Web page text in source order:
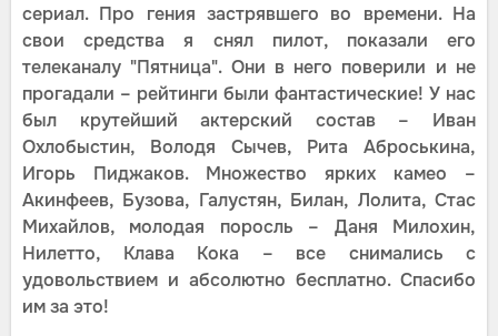
сериал. Про гения застрявшего во времени. На
свои средства я снял пилот, показали его
телеканалу "Пятница". Они в него поверили и не
прогадали – рейтинги были фантастические! У нас
был крутейший актерский состав – Иван
Охлобыстин, Володя Сычев, Рита Аброськина,
Игорь Пиджаков. Множество ярких камео –
Акинфеев, Бузова, Галустян, Билан, Лолита, Стас
Михайлов, молодая поросль – Даня Милохин,
Нилетто, Клава Кока – все снимались с
удовольствием и абсолютно бесплатно. Спасибо
им за это!